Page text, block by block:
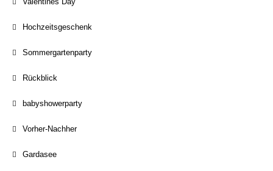
Hochzeitsgeschenk
Sommergartenparty
Rückblick
babyshowerparty
Vorher-Nachher
Gardasee